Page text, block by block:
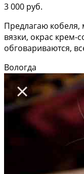
3 000 руб.
Предлагаю
вязки, окрас крем-
обговариваются,
Вологда